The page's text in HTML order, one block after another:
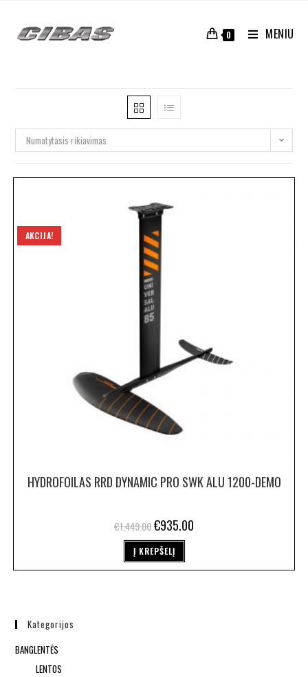
0 MENIU
Numatytasis rikiavimas
AKCIJA!
HYDROFOILAS RRD DYNAMIC PRO SWK ALU 1200-DEMO
€1,449.00€935.00
Į KREPŠELĮ
Kategorijos
BANGLENTĖS
LENTOS